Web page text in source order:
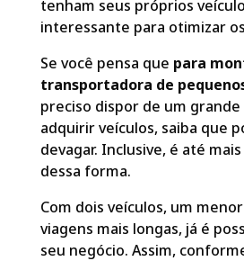
tenham seus próprios
interessante para otimizar
Se você pensa que para
transportadora de
preciso dispor de um
adquirir veículos, saiba que
devagar. Inclusive, é até
dessa forma.
Com dois veículos, um
viagens mais longas, já é
seu negócio. Assim,